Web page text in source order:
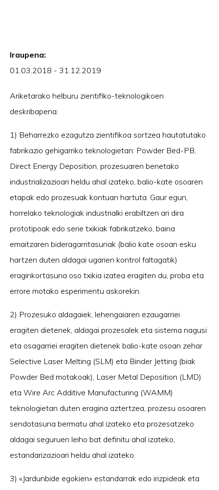
Iraupena:
01.03.2018 - 31.12.2019
Ariketarako helburu zientifiko-teknologikoen
deskribapena:
1) Beharrezko ezagutza zientifikoa sortzea hautatutako
fabrikazio gehigarriko teknologietan: Powder Bed-PB,
Direct Energy Deposition, prozesuaren benetako
industrializazioari heldu ahal izateko, balio-kate osoaren
etapak edo prozesuak kontuan hartuta. Gaur egun,
horrelako teknologiak industrialki erabiltzen ari dira
prototipoak edo serie txikiak fabrikatzeko, baina
emaitzaren bideragarritasunak (balio kate osoan esku
hartzen duten aldagai ugarien kontrol faltagatik)
eraginkortasuna oso txikia izatea eragiten du, proba eta
errore motako esperimentu askorekin.
2) Prozesuko aldagaiek, lehengaiaren ezaugarriei
eragiten dietenek, aldagai prozesalek eta sistema nagusi
eta osagarriei eragiten dietenek balio-kate osoan zehar
Selective Laser Melting (SLM) eta Binder Jetting (biak
Powder Bed motakoak), Laser Metal Deposition (LMD)
eta Wire Arc Additive Manufacturing (WAMM)
teknologietan duten eragina aztertzea, prozesu osoaren
sendotasuna bermatu ahal izateko eta prozesatzeko
aldagai seguruen leiho bat definitu ahal izateko,
estandarizazioari heldu ahal izateko.
3) «Jardunbide egokien» estandarrak edo irizpideak eta